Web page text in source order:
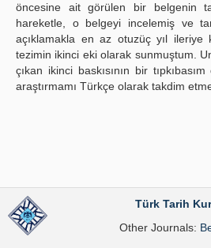
öncesine ait görülen bir belgenin
hareketle, o belgeyi incelemiş ve
açıklamakla en az otuzüç yıl ileriye
tezimin ikinci eki olarak sunmuştum.
çıkan ikinci baskısının bir
araştırmamı Türkçe olarak takdim
Türk Tarih
Other Journals: